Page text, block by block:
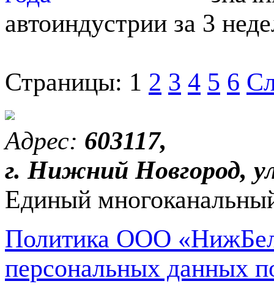
автоиндустрии за 3
Страницы: 1 2 3 4 5 6
Адрес: 603117,
г. Нижний Новгород,
Единый
Политика ООО
персональных данных